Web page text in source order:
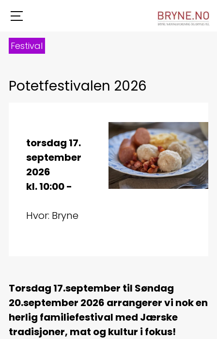
Festival
Potetfestivalen 2026
torsdag 17.
september
2026
kl. 10:00 -
Hvor: Bryne
Torsdag 17.september til Søndag
20.september 2026 arrangerer vi nok en
herlig familiefestival med Jærske
tradisjoner, mat og kultur i fokus!